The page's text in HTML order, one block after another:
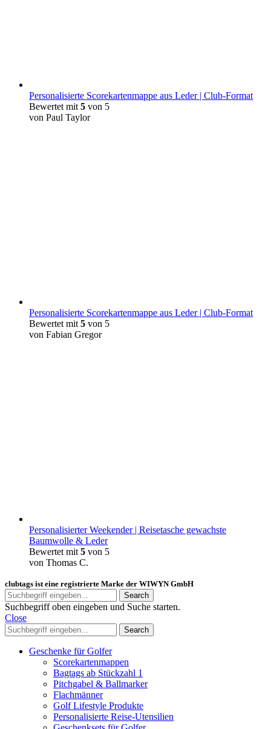
Personalisierte Scorekartenmappe aus Leder | Club-Format
Bewertet mit 5 von 5
von Paul Taylor
Personalisierte Scorekartenmappe aus Leder | Club-Format
Bewertet mit 5 von 5
von Fabian Gregor
Personalisierter Weekender | Reisetasche gewachste
Baumwolle & Leder
Bewertet mit 5 von 5
von Thomas C.
clubtags ist eine registrierte Marke der WIWYN GmbH
Search
Suchbegriff oben eingeben und Suche starten.
Close
Search
Geschenke für Golfer
Scorekartenmappen
Bagtags ab Stückzahl 1
Pitchgabel & Ballmarker
Flachmänner
Golf Lifestyle Produkte
Personalisierte Reise-Utensilien